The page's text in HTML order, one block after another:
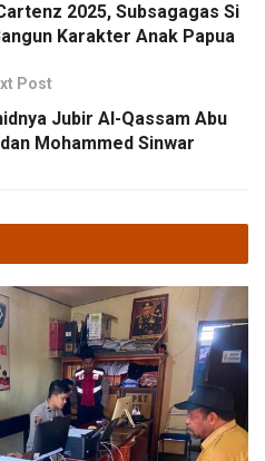
2025, Subsagagas Si
Karakter Anak Papua
Post
Jubir Al-Qassam Abu
Mohammed Sinwar